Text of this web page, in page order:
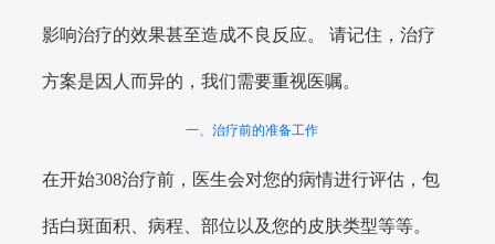
影响治疗的效果甚至造成不良反应。 请记住，治疗
方案是因人而异的，我们需要重视医嘱。
一、治疗前的准备工作
在开始308治疗前，医生会对您的病情进行评估，包
括白斑面积、病程、部位以及您的皮肤类型等等。